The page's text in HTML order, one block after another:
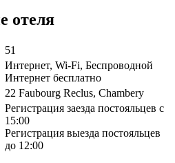
отеля
51
Интернет, Wi-Fi, Беспроводной
Интернет бесплатно
22 Faubourg Reclus, Chambery
Регистрация заезда постояльцев с
15:00
Регистрация выезда постояльцев
до 12:00